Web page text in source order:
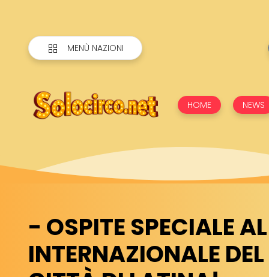
MENÙ NAZIONI
HOME NEWS
- OSPITE SPECIALE
INTERNAZIONALE